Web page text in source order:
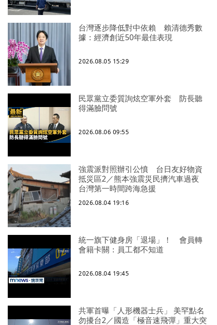
台灣逐步降低對中依賴 賴清德秀數
據：經濟創近50年最佳表現
2026.08.05 15:29
民眾黨立委質詢炫空軍外套 防長聽
得滿臉問號
2026.08.06 09:55
強震派對照辦引公憤 台日友好物資
抵災區2／熊本強震災民擠汽車過夜
台灣第一時間跨海急援
2026.08.04 19:16
統一旗下健身房「退場」！ 會員轉
會籍卡關：員工都不知道
2026.08.04 19:45
共軍首曝「人形機器士兵」 美罕點名
勿擾台2／國造「極音速飛彈」重大突